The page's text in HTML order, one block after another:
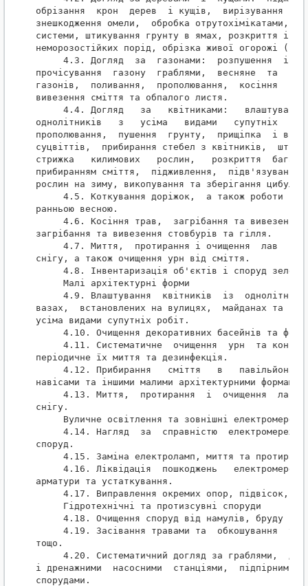
обрізання  крон  дерев  і кущів,  вирізування
знешкодження омели,  обробка отрутохімікатами,
системи, штикування грунту в ямах, розкриття і
неморозостійких порід, обрізка живої огорожі
4.3. Догляд  за  газонами:  розпушення  і
прочісування  газону  граблями,  весняне  та
газонів,  поливання,  прополювання,  косіння
вивезення сміття та обпалого листя.
4.4. Догляд   за   квітниками:
однолітників   з   усіма   видами   супутніх
прополювання,  пушення  грунту,  прищіпка  і
суцвіттів,  прибирання стебел з квітників,
стрижка   килимових   рослин,   розкриття
прибиранням сміття,  підживлення,  підв'язування
рослин на зиму, викопування та зберігання
4.5. Коткування доріжок,  а також роботи
ранньою весною.
4.6. Косіння трав,  загрібання та вивезення
загрібання та вивезення стовбурів та гілля.
4.7. Миття,  протирання і очищення  лав
снігу, а також очищення урн від сміття.
4.8. Інвентаризація об'єктів і споруд
     Малі архітектурні форми
4.9. Влаштування  квітників  із
вазах,  встановлених на вулицях,  майданах та
усіма видами супутніх робіт.
4.10. Очищення декоративних басейнів та
4.11. Систематичне  очищення  урн  та
періодичне їх миття та дезинфекція.
4.12. Прибирання   сміття   в
навісами та іншими малими архітектурними формами.
4.13. Миття,  протирання  і  очищення  лав
снігу.
     Вуличне освітлення та зовнішні електромережі
4.14. Нагляд  за  справністю  електромереж,
споруд.
4.15. Заміна електроламп, миття та
4.16. Ліквідація  пошкоджень
арматури та устаткування.
4.17. Виправлення окремих опор, підвісок,
     Гідротехнічні та протизсувні споруди
4.18. Очищення споруд від намулів, бруду та
4.19. Засівання травами та  обкошування
тощо.
4.20. Систематичний догляд за граблями,
і дренажними  насосними  станціями,  підпірними
спорудами.